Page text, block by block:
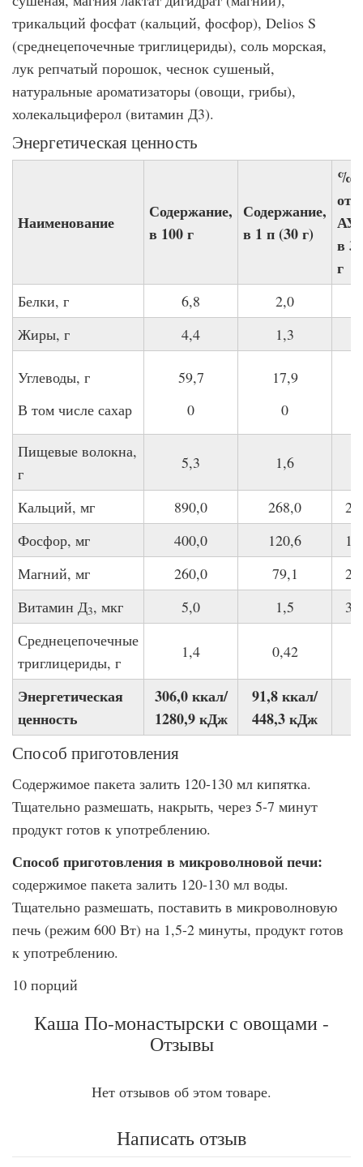
трикальций фосфат (кальций, фосфор), Delios S
(среднецепочечные триглицериды), соль морская,
лук репчатый порошок, чеснок сушеный,
натуральные ароматизаторы (овощи, грибы),
холекальциферол (витамин Д3).
Энергетическая ценность
Наименование
Содержание,
в 100 г
Содержание,
в 1 п (30 г)
%
от
в 30
г
Белки, г 6,8
2,0
Жиры, г
4,4 1,3
Углеводы, г
В том числе сахар
59,7
0
17,9
0
Пищевые волокна,
г
5,3 1,6
Кальций, мг 890,0 268,0
27
Фосфор, мг
400,0 120,6
15
Магний, мг
260,0 79,1
20
Витамин Д3, мкг 5,0 1,5
30
Среднецепочечные
триглицериды, г
1,4 0,42
Энергетическая
ценность
306,0 ккал/
1280,9 кДж
91,8 ккал/
448,3 кДж
Способ приготовления
Содержимое пакета залить 120-130 мл кипятка.
Тщательно размешать, накрыть, через 5-7 минут
продукт готов к употреблению.
Способ приготовления в микроволновой печи:
содержимое пакета залить 120-130 мл воды.
Тщательно размешать, поставить в микроволновую
печь (режим 600 Вт) на 1,5-2 минуты, продукт готов
к употреблению.
10 порций
Каша По-монастырски с овощами -
Отзывы
Нет отзывов об этом товаре.
Написать отзыв